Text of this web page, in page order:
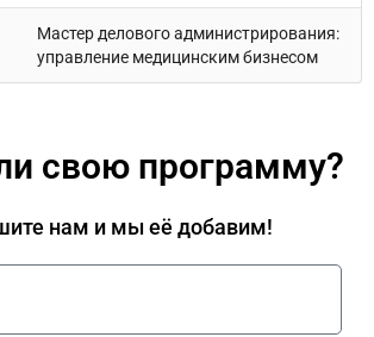
Мастер делового администрирования:
управление медицинским бизнесом
свою программу?
нам и мы её добавим!